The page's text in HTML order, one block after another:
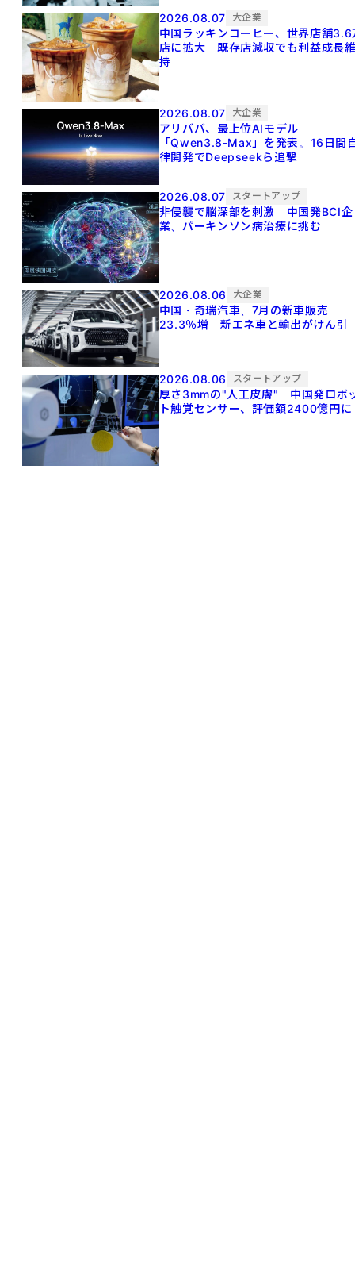
2026.08.07 大企業
中国ラッキンコーヒー、世界店舗3.6
店に拡大 既存店減収でも利益成長
持
2026.08.07 大企業
アリババ、最上位AIモデル
「Qwen3.8-Max」を発表。16日間
律開発でDeepseekら追撃
2026.08.07 スタートアップ
非侵襲で脳深部を刺激 中国発BCI企
業、パーキンソン病治療に挑む
2026.08.06 大企業
中国・奇瑞汽車、7月の新車販売
23.3％増 新エネ車と輸出がけん引
2026.08.06 スタートアップ
厚さ3mmの"人工皮膚" 中国発ロボ
ト触覚センサー、評価額2400億円に